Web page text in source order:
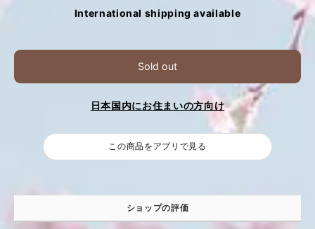
International shipping available
Sold out
日本国内にお住まいの方向け
この商品をアプリで見る
ショップの評価